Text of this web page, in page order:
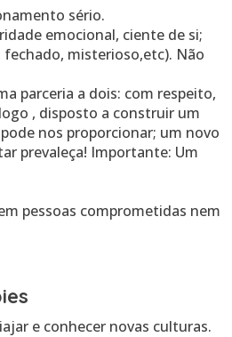
sério.
emocional, ciente de si;
misterioso,etc). Não
parceria a dois: com respeito,
, disposto a construir um
nos proporcionar; um novo
prevaleça! Importante: Um
pessoas comprometidas nem
e conhecer novas culturas.